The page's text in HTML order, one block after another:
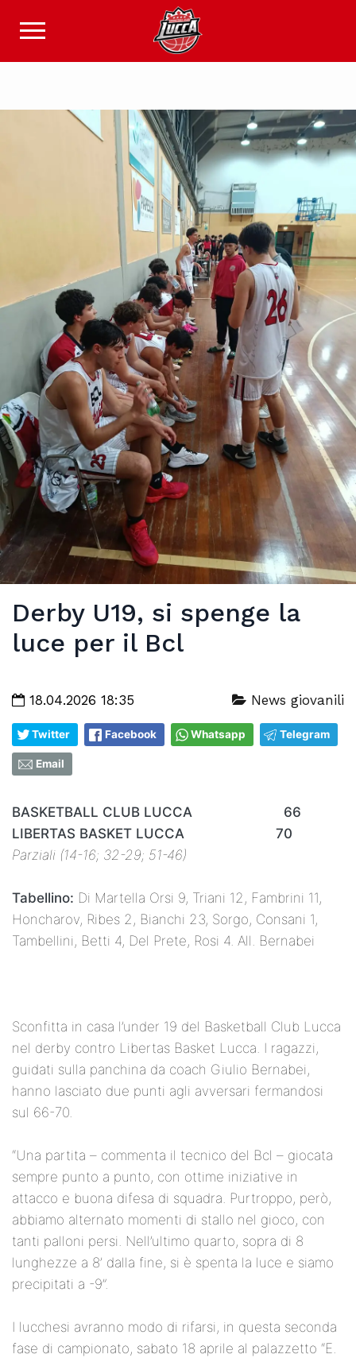
Derby U19, si spenge la
luce per il Bcl
18.04.2026 18:35 News giovanili
Twitter Facebook Whatsapp Telegram
Email
BASKETBALL CLUB LUCCA 66
LIBERTAS BASKET LUCCA 70
Parziali (14-16; 32-29; 51-46)
Tabellino: Di Martella Orsi 9, Triani 12, Fambrini 11,
Honcharov, Ribes 2, Bianchi 23, Sorgo, Consani 1,
Tambellini, Betti 4, Del Prete, Rosi 4. All. Bernabei
Sconfitta in casa l’under 19 del Basketball Club Lucca
nel derby contro Libertas Basket Lucca. I ragazzi,
guidati sulla panchina da coach Giulio Bernabei,
hanno lasciato due punti agli avversari fermandosi
sul 66-70.
“Una partita – commenta il tecnico del Bcl – giocata
sempre punto a punto, con ottime iniziative in
attacco e buona difesa di squadra. Purtroppo, però,
abbiamo alternato momenti di stallo nel gioco, con
tanti palloni persi. Nell’ultimo quarto, sopra di 8
lunghezze a 8’ dalla fine, si è spenta la luce e siamo
precipitati a -9”.
I lucchesi avranno modo di rifarsi, in questa seconda
fase di campionato, sabato 18 aprile al palazzetto “E.